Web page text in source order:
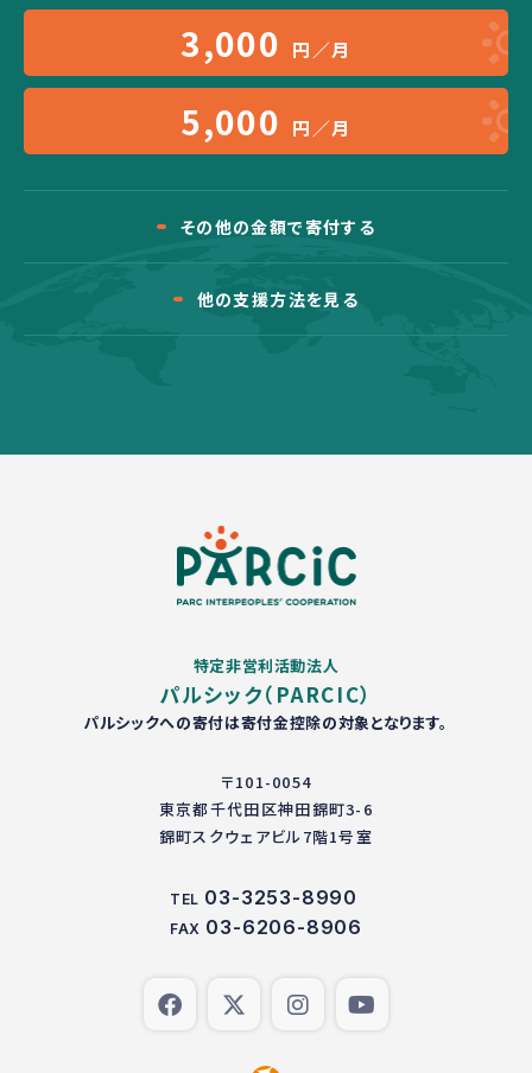
3,000 円／月
5,000 円／月
その他の金額で寄付する
他の支援方法を見る
特定非営利活動法人
パルシック（PARCIC）
パルシックへの寄付は寄付金控除の対象となります。
〒101-0054
東京都千代田区神田錦町3-6
錦町スクウェアビル7階1号室
TEL 03-3253-8990
FAX 03-6206-8906